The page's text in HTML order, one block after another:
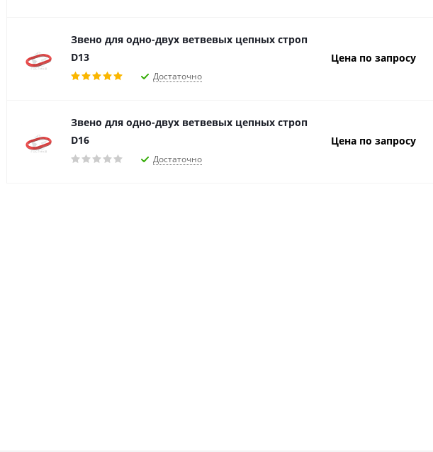
Звено для одно-двух ветвевых цепных строп
D13
Достаточно
Цена по запросу
Звено для одно-двух ветвевых цепных строп
D16
Достаточно
Цена по запросу